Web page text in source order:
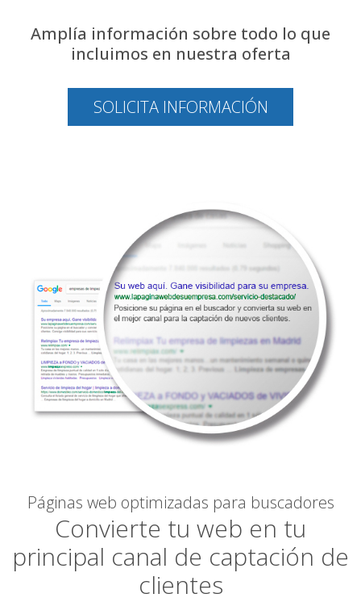
Amplía información sobre todo lo que
incluimos en nuestra oferta
SOLICITA INFORMACIÓN
Páginas web optimizadas para buscadores
Convierte tu web en tu
principal canal de captación de
clientes